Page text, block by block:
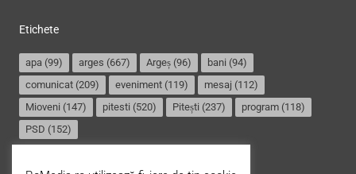
Etichete
apa (99) arges (667) Argeș (96) bani (94)
comunicat (209) eveniment (119) mesaj (112)
Mioveni (147) pitesti (520) Pitești (237) program (118)
PSD (152)